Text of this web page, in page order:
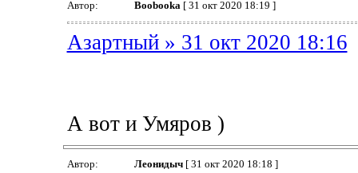
Автор: Boobooka [ 31 окт 2020 18:19 ]
Азартный » 31 окт 2020 18:16
А вот и Умяров )
Автор: Леонидыч[ 31 окт 2020 18:18 ]